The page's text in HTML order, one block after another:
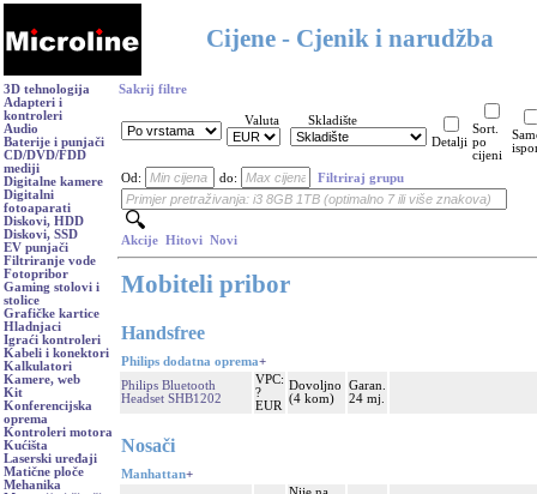
Cijene - Cjenik i narudžba
3D tehnologija
Adapteri i
kontroleri
Audio
Baterije i punjači
CD/DVD/FDD
mediji
Digitalne kamere
Digitalni
fotoaparati
Diskovi, HDD
Diskovi, SSD
EV punjači
Filtriranje vode
Fotopribor
Gaming stolovi i
stolice
Grafičke kartice
Hladnjaci
Igraći kontroleri
Kabeli i konektori
Kalkulatori
Kamere, web
Kit
Konferencijska
oprema
Kontroleri motora
Kućišta
Laserski uređaji
Matične ploče
Mehanika
Sakrij filtre
Valuta
Skladište
Detalji
Sort.
po
cijeni
Od: do: Filtriraj grupu
Akcije Hitovi Novi
Mobiteli pribor
Handsfree
Philips dodatna oprema+
Philips Bluetooth
Headset SHB1202
VPC:
?
EUR
Dovoljno
(4 kom)
Garan.
24 mj.
Nosači
Manhattan+